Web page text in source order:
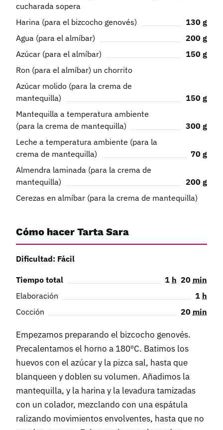
cucharada sopera
Harina (para el bizcocho genovés)
130 g
Agua (para el almíbar)
200 g
Azúcar (para el almíbar)
150 g
Ron (para el almíbar) un chorrito
Azúcar molido (para la crema de
mantequilla)
150 g
Mantequilla a temperatura ambiente
(para la crema de mantequilla)
300 g
Leche a temperatura ambiente (para la
crema de mantequilla)
70 g
Almendra laminada (para la crema de
mantequilla)
200 g
Cerezas en almíbar (para la crema de mantequilla)
Cómo hacer Tarta Sara
Dificultad: Fácil
Tiempo total 1 h 20 min
Elaboración
1 h
Cocción
20 min
Empezamos preparando el bizcocho genovés.
Precalentamos el horno a 180ºC. Batimos los
huevos con el azúcar y la pizca sal, hasta que
blanqueen y doblen su volumen. Añadimos la
mantequilla, y la harina y la levadura tamizadas
con un colador, mezclando con una espátula
ralizando movimientos envolventes, hasta que no